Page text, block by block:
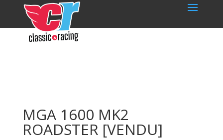
MGA 1600 MK2
ROADSTER [VENDU]